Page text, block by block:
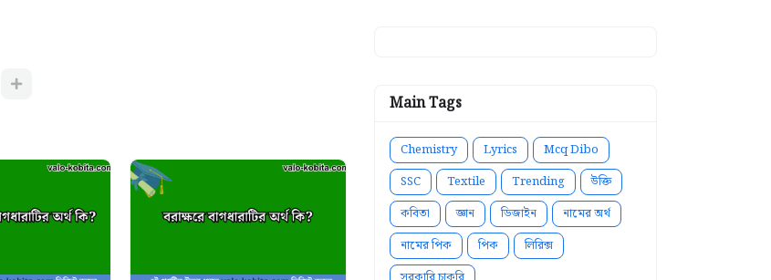
Main Tags
Chemistry Lyrics
Mcq Dibo
SSC
Textile Trending
উক্তি
কবিতা
জ্ঞান ডিজাইন
নামের অর্থ
নামের পিক
পিক
লিরিক্স